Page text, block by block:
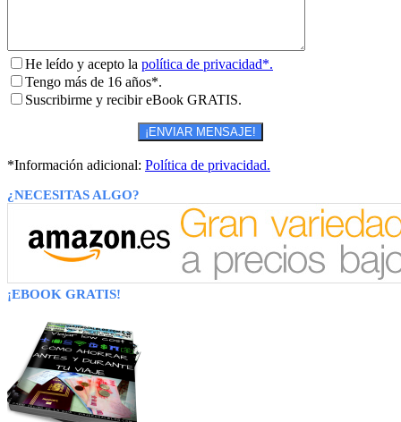
He leído y acepto la política de privacidad*.
Tengo más de 16 años*.
Suscribirme y recibir eBook GRATIS.
*Información adicional: Política de privacidad.
¿NECESITAS ALGO?
¡EBOOK GRATIS!